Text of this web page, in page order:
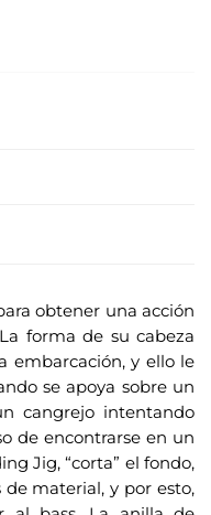
obtener una acción
forma de su cabeza
embarcación, y ello le
se apoya sobre un
cangrejo intentando
de encontrarse en un
Jig, “corta” el fondo,
material, y por esto,